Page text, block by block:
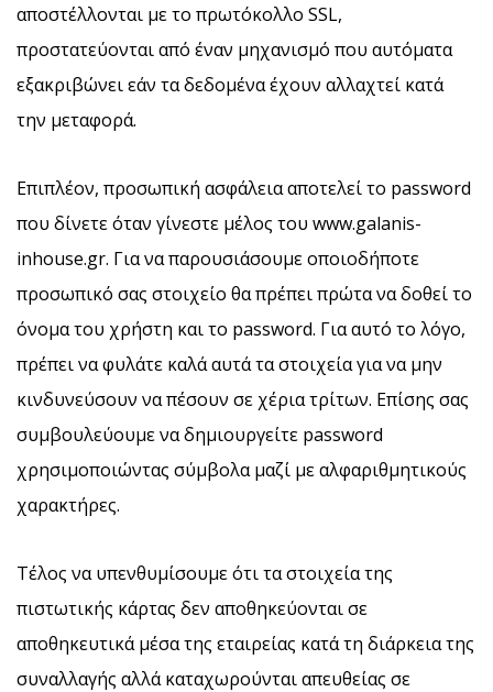
αποστέλλονται με το πρωτόκολλο SSL,
προστατεύονται από έναν μηχανισμό που αυτόματα
εξακριβώνει εάν τα δεδομένα έχουν αλλαχτεί κατά
την μεταφορά.
Επιπλέον, προσωπική ασφάλεια αποτελεί το password
που δίνετε όταν γίνεστε μέλος του www.galanis-
inhouse.gr. Για να παρουσιάσουμε οποιοδήποτε
προσωπικό σας στοιχείο θα πρέπει πρώτα να δοθεί το
όνομα του χρήστη και το password. Για αυτό το λόγο,
πρέπει να φυλάτε καλά αυτά τα στοιχεία για να μην
κινδυνεύσουν να πέσουν σε χέρια τρίτων. Επίσης σας
συμβουλεύουμε να δημιουργείτε password
χρησιμοποιώντας σύμβολα μαζί με αλφαριθμητικούς
χαρακτήρες.
Τέλος να υπενθυμίσουμε ότι τα στοιχεία της
πιστωτικής κάρτας δεν αποθηκεύονται σε
αποθηκευτικά μέσα της εταιρείας κατά τη διάρκεια της
συναλλαγής αλλά καταχωρούνται απευθείας σε